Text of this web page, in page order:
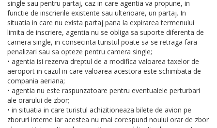
single sau pentru partaj, caz in care agentia va propune, in
functie de inscrierile existente sau ulterioare, un partaj. In
situatia in care nu exista partaj pana la expirarea termenului
limita de inscriere, agentia nu se obliga sa suporte diferenta de
camera single, in consecinta turistul poate sa se retraga fara
penalizari sau sa opteze pentru camera single;
• agentia isi rezerva dreptul de a modifica valoarea taxelor de
aeroport in cazul in care valoarea acestora este schimbata de
compania aeriana;
• agentia nu este raspunzatoare pentru eventualele perturbari
ale orarului de zbor;
• in situatia in care turistul achizitioneaza bilete de avion pe
zboruri interne iar acestea nu mai corespund noului orar de zbor